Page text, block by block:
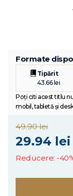
Formate
Tipărit
43.66 lei
Poți citi acest titlu
mobil, tabletă și
49.90 lei
29.94 lei
Reducere: -